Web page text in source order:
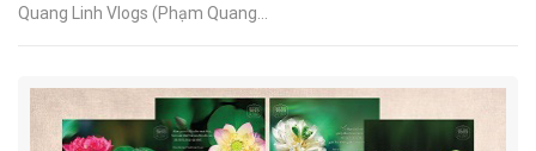
Quang Linh Vlogs (Phạm Quang...